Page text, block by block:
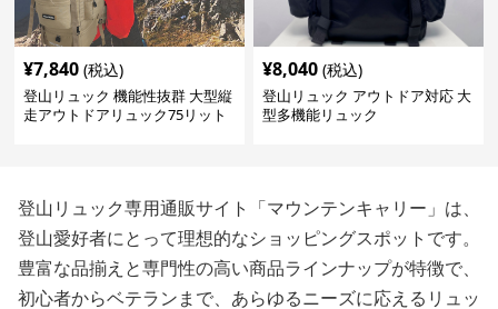
¥7,840 (税込)
登山リュック 機能性抜群 大型縦
走アウトドアリュック75リット
¥8,040 (税込)
登山リュック アウトドア対応 大
型多機能リュック
登山リュック専用通販サイト「マウンテンキャリー」は、
登山愛好者にとって理想的なショッピングスポットです。
豊富な品揃えと専門性の高い商品ラインナップが特徴で、
初心者からベテランまで、あらゆるニーズに応えるリュッ